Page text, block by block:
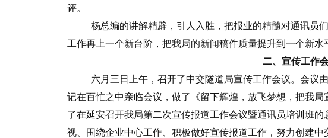
评。
杨总编的讲解精辟，引人入胜，把报业的精髓对通讯员
工作再上一个新台阶，把我局的新闻稿件质量提升到一个新水
二、宣传工作
六月三日上午，召开了中交隧道局宣传工作会议。会议
记在百忙之中亲临会议，做了《留下辉煌，放飞梦想，把我
了在延安召开我局第二次宣传报道工作会议暨通讯员培训班
视、围绕企业中心工作、积极做好宣传报道工作，努力创建